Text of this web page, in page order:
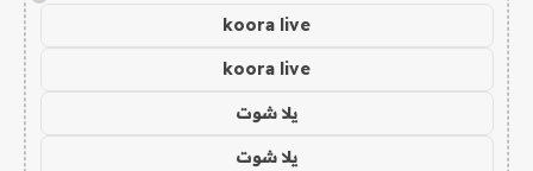
koora live
koora live
يلا شوت
يلا شوت